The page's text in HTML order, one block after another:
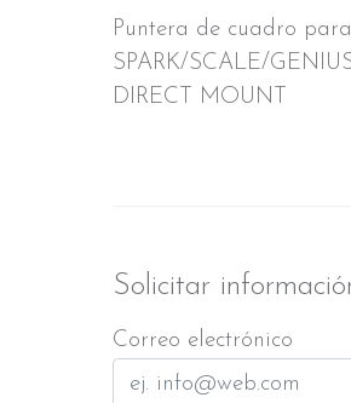
Puntera de cuadro para
SPARK/SCALE/
DIRECT MOUNT
Solicitar
Correo electrónico